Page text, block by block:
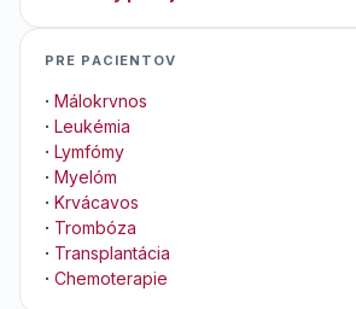
PRE PACIENTOV
· Málokrvnos
· Leukémia
· Lymfómy
· Myelóm
· Krvácavos
· Trombóza
· Transplantácia
· Chemoterapie